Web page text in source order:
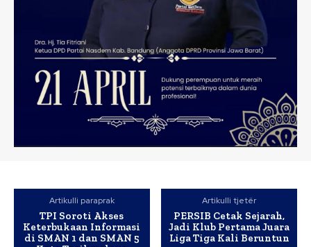
Artikulli paraprak
TPI Soroti Akses
Keterbukaan Informasi
di SMAN 1 dan SMAN 5
Artikulli tjetër
PERSIB Cetak Sejarah,
Jadi Klub Pertama Juara
Liga Tiga Kali Beruntun